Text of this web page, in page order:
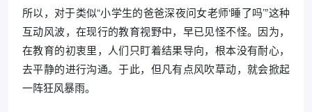
所以，对于类似“小学生的爸爸深夜问女老师‘睡了吗’”这种
互动风波，在现行的教育视野中，早已见怪不怪。因为，
在教育的初衷里，人们只盯着结果导向，根本没有耐心，
去平静的进行沟通。于此，但凡有点风吹草动，就会掀起
一阵狂风暴雨。